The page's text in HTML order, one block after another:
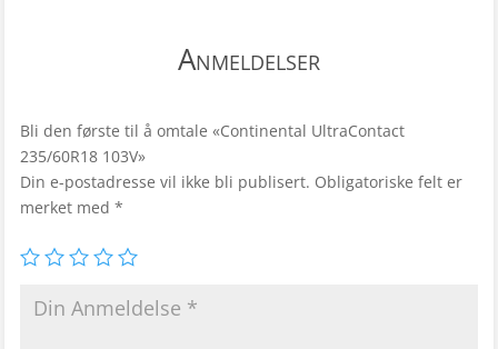
Anmeldelser
Bli den første til å omtale «Continental UltraContact
235/60R18 103V»
Din e-postadresse vil ikke bli publisert. Obligatoriske felt er
merket med *